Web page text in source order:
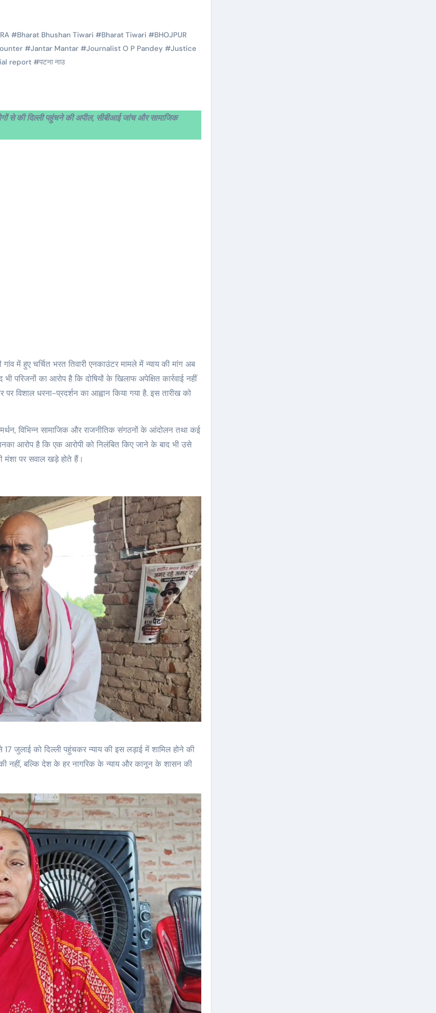
#Bharat Bhushan Tiwari #Bharat Tiwari #BHOJPUR
#Jantar Mantar #Journalist O P Pandey #Justice
report #पटना नाउ
से की दिल्ली पहुंचने की अपील, सीबीआई जांच और सामाजिक
में हुए चर्चित भरत तिवारी एनकाउंटर मामले में न्याय की मांग अब
परिजनों का आरोप है कि दोषियों के खिलाफ अपेक्षित कार्रवाई नहीं
विशाल धरना-प्रदर्शन का आह्वान किया गया है. इस तारीख को
विभिन्न सामाजिक और राजनीतिक संगठनों के आंदोलन तथा कई
आरोप है कि एक आरोपी को निलंबित किए जाने के बाद भी उसे
मंशा पर सवाल खड़े होते हैं।
17 जुलाई को दिल्ली पहुंचकर न्याय की इस लड़ाई में शामिल होने की
नहीं, बल्कि देश के हर नागरिक के न्याय और कानून के शासन की